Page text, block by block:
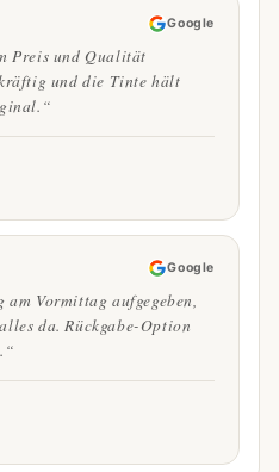
Google
Preis und Qualität
und die Tinte hält
Google
Vormittag aufgegeben,
da. Rückgabe-Option